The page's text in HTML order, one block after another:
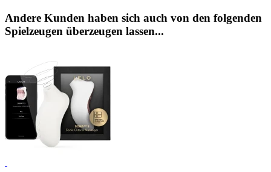
Andere Kunden haben sich auch von den folgenden
Spielzeugen überzeugen lassen...